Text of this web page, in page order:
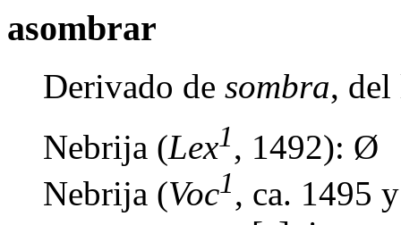
asombrar
Derivado de sombra,
Nebrija (Lex1, 1492): Ø
Nebrija (Voc1, ca. 1495